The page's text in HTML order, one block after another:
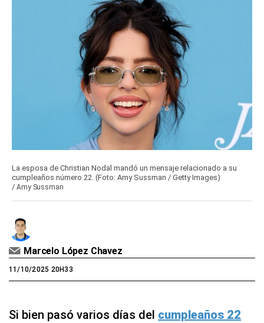
La esposa de Christian Nodal mandó un mensaje relacionado a su
cumpleaños número 22. (Foto: Amy Sussman / Getty Images)
/ Amy Sussman
Marcelo López Chavez
11/10/2025 20H33
Si bien pasó varios días del cumpleaños 22